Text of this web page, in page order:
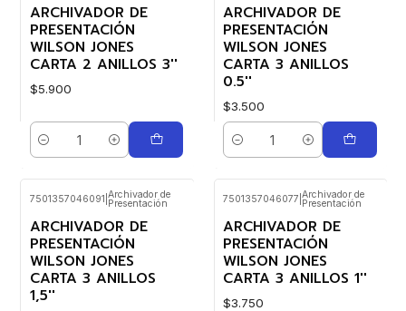
ARCHIVADOR DE
PRESENTACIÓN
WILSON JONES
CARTA 2 ANILLOS 3''
$5.900
Cantidad
ARCHIVADOR DE
PRESENTACIÓN
WILSON JONES
CARTA 3 ANILLOS
0.5''
$3.500
Cantidad
7501357046091 Archivador de
Presentación
ARCHIVADOR DE
PRESENTACIÓN
WILSON JONES
CARTA 3 ANILLOS
1,5''
7501357046077 Archivador de
Presentación
ARCHIVADOR DE
PRESENTACIÓN
WILSON JONES
CARTA 3 ANILLOS 1''
$3.750